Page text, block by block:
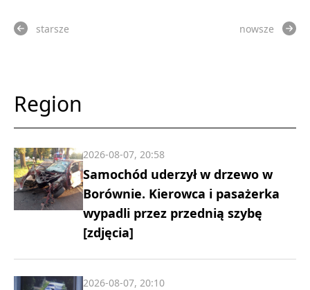
starsze nowsze
Region
Samochód uderzył w drzewo w
Borównie. Kierowca i pasażerka
wypadli przez przednią szybę
[zdjęcia]
2026-08-07, 20:58
2026-08-07, 20:10